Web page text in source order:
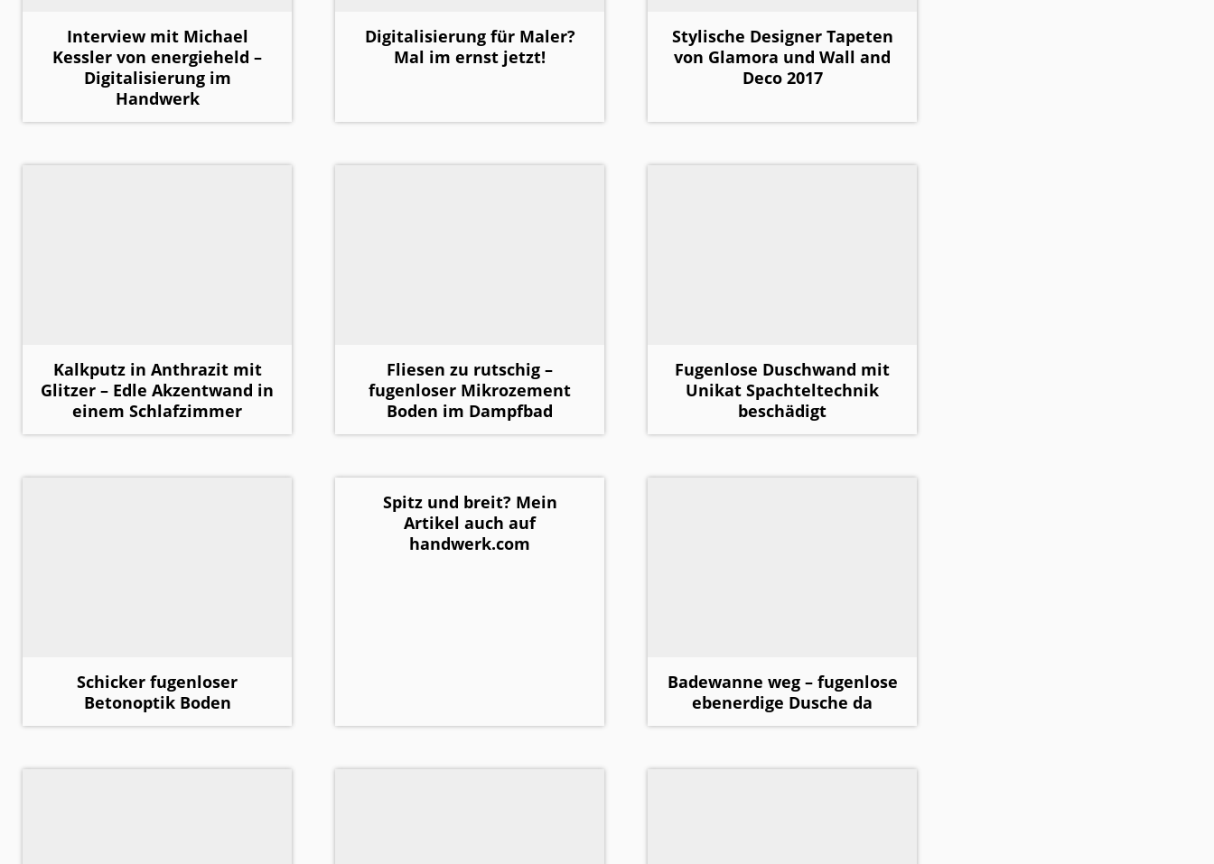
Interview mit Michael
Kessler von energieheld –
Digitalisierung im
Handwerk
Digitalisierung für Maler?
Mal im ernst jetzt!
Stylische Designer Tapeten
von Glamora und Wall and
Deco 2017
Kalkputz in Anthrazit mit
Glitzer – Edle Akzentwand in
einem Schlafzimmer
Fliesen zu rutschig –
fugenloser Mikrozement
Boden im Dampfbad
Fugenlose Duschwand mit
Unikat Spachteltechnik
beschädigt
Schicker fugenloser
Betonoptik Boden
Spitz und breit? Mein
Artikel auch auf
handwerk.com
Badewanne weg – fugenlose
ebenerdige Dusche da